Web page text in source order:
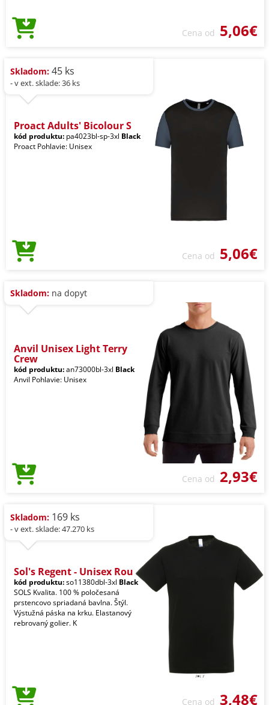
Cena od 5,06€
Skladom: 45 ks
- v ext. sklade: 36 ks
Proact Adults' Bicolour S
kód produktu: pa4023bl-sp-3xl Black
Proact Pohlavie: Unisex
Cena od 5,06€
Skladom: na dopyt
Anvil Unisex Light Terry
Crew
kód produktu:an73000bl-3xl Black
Anvil Pohlavie: Unisex
Cena od 2,93€
Skladom: 169 ks
- v ext. sklade: 47.270 ks
Sol's Regent - Unisex Rou
kód produktu:so11380dbl-3xl Black
SOLS Kvalita. 100 % poločesaná
prstencovo spriadaná bavlna. Štýl.
Výstužná páska na krku. Elastanový
rebrovaný golier. K
Cena od 3,48€